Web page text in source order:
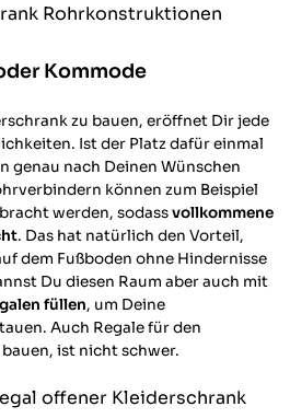
Kommode
zu bauen, eröffnet Dir jede
Ist der Platz dafür einmal
genau nach Deinen Wünschen
können zum Beispiel
werden, sodassvollkommene
. Das hat natürlich den Vorteil,
dem Fußboden ohne Hindernisse
Du diesen Raum aber auch mit
füllen, um Deine
Auch Regale für den
ist nicht schwer.